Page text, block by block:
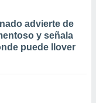
advierte de
y señala
puede llover